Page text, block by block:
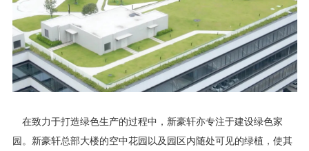
在致力于打造绿色生产的过程中，新豪轩亦专注于建设绿色家
园。新豪轩总部大楼的空中花园以及园区内随处可见的绿植，使其